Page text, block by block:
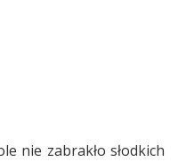
nie zabrakło słodkich